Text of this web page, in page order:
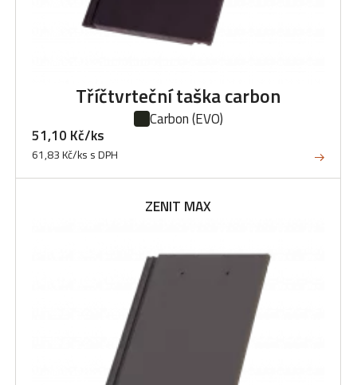
Tříčtvrteční taška carbon
Carbon(EVO)
51,10 Kč/ks
61,83 Kč/ks s DPH
ZENIT MAX